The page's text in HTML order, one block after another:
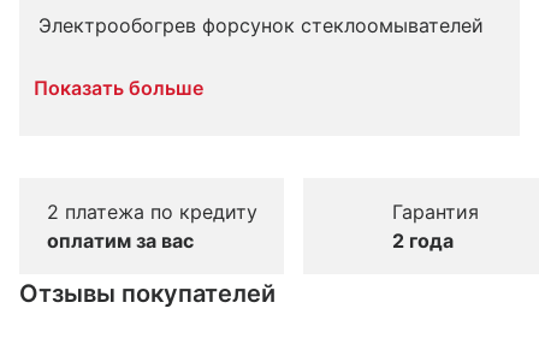
Электрообогрев форсунок стеклоомывателей
Показать больше
2 платежа по кредиту
оплатим за вас
Гарантия
2 года
Отзывы покупателей